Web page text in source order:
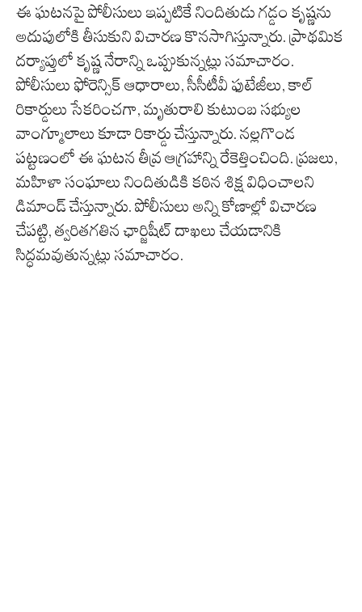
ఈ ఘటనపై పోలీసులు ఇప్పటికే నిందితుడు గడ్డం కృష్ణను
అదుపులోకి తీసుకుని విచారణ కొనసాగిస్తున్నారు. ప్రాథమిక
దర్యాప్తులో కృష్ణ నేరాన్ని ఒప్పుకున్నట్లు సమాచారం.
పోలీసులు ఫోరెన్సిక్ ఆధారాలు, సీసీటీవీ ఫుటేజీలు, కాల్
రికార్డులు సేకరించగా, మృతురాలి కుటుంబ సభ్యుల
వాంగ్మూలాలు కూడా రికార్డు చేస్తున్నారు. నల్లగొండ
పట్టణంలో ఈ ఘటన తీవ్ర ఆగ్రహాన్ని రేకెత్తించింది. ప్రజలు,
మహిళా సంఘాలు నిందితుడికి కఠిన శిక్ష విధించాలని
డిమాండ్ చేస్తున్నారు. పోలీసులు అన్ని కోణాల్లో విచారణ
చేపట్టి, త్వరితగతిన ఛార్జిషీట్ దాఖలు చేయడానికి
సిద్ధమవుతున్నట్లు సమాచారం.